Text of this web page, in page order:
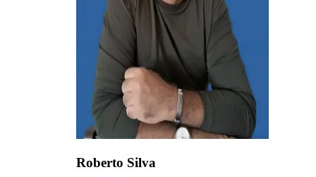
Roberto Silva